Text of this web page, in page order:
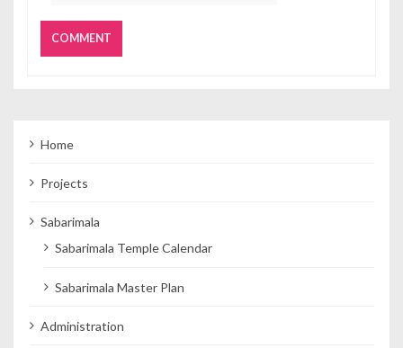
Home
Projects
Sabarimala
Sabarimala Temple Calendar
Sabarimala Master Plan
Administration